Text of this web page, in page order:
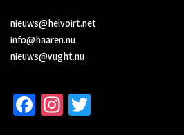
nieuws@helvoirt.net
info@haaren.nu
nieuws@vught.nu
Fa In